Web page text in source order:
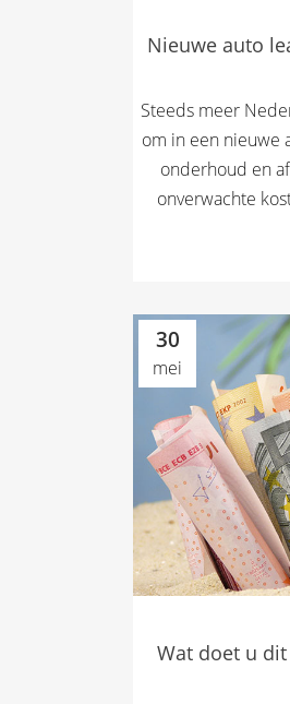
Nieuwe auto
Steeds meer
om in een nieuwe
onderhoud en
onverwachte
30
mei
Wat doet u